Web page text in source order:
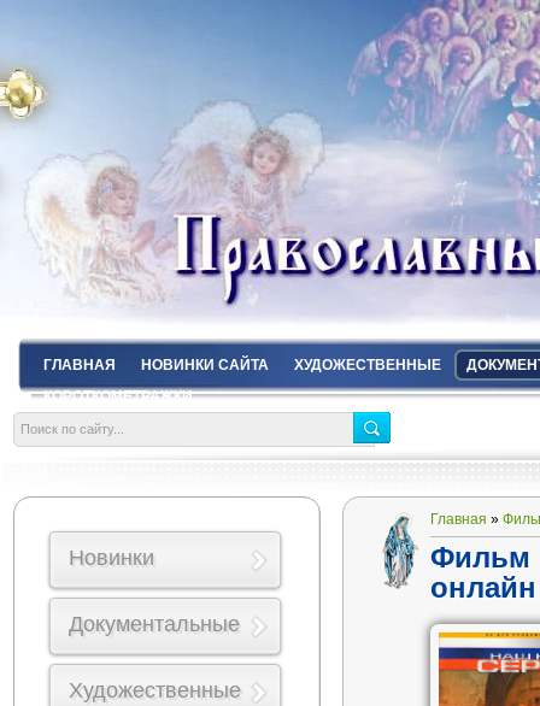
ГЛАВНАЯ НОВИНКИ САЙТА ХУДОЖЕСТВЕННЫЕ
КОРОТКОМЕТРАЖКИ
Главная »
Фильм
онлайн
Новинки
Документальные
Художественные